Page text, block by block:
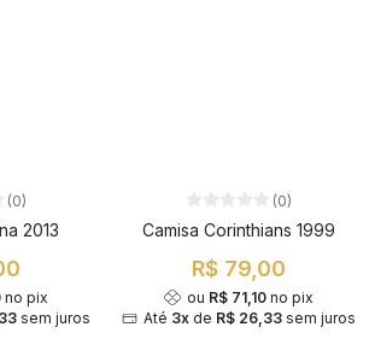
(0)
2013
no pix
sem juros
(0)
Camisa Corinthians 1999
R$ 79,00
ou R$ 71,10no pix
Até 3x de R$ 26,33 sem juros